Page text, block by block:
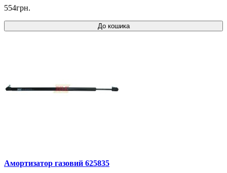
554грн.
До кошика
Амортизатор газовий 625835